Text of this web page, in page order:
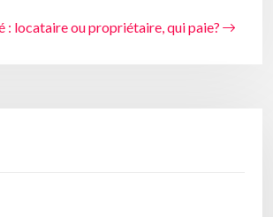
: locataire ou propriétaire, qui paie?